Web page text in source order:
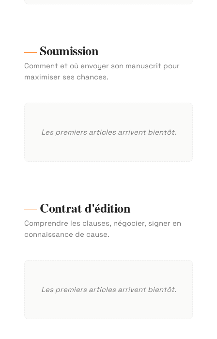
Soumission
Comment et où envoyer son manuscrit pour
maximiser ses chances.
Les premiers articles arrivent bientôt.
Contrat d'édition
Comprendre les clauses, négocier, signer en
connaissance de cause.
Les premiers articles arrivent bientôt.